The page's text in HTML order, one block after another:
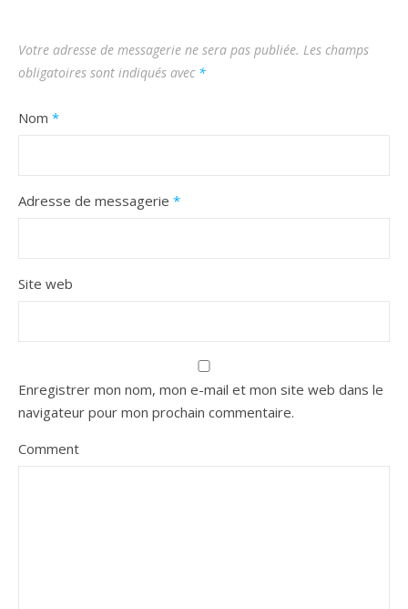
Votre adresse de messagerie ne sera pas publiée. Les champs
obligatoires sont indiqués avec *
Nom *
Adresse de messagerie *
Site web
Enregistrer mon nom, mon e-mail et mon site web dans le
navigateur pour mon prochain commentaire.
Comment